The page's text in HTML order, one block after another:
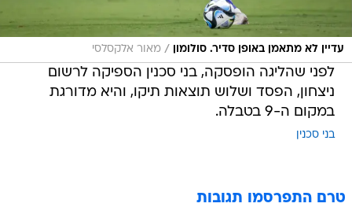
עדיין לא מתאמן באופן סדיר. סולומון / מאור אלקסלסי
לפני שהליגה הופסקה, בני סכנין הספיקה לרשום
ניצחון, הפסד ושלוש תוצאות תיקו, והיא מדורגת
במקום ה-9 בטבלה.
בני סכנין
טרם התפרסמו תגובות